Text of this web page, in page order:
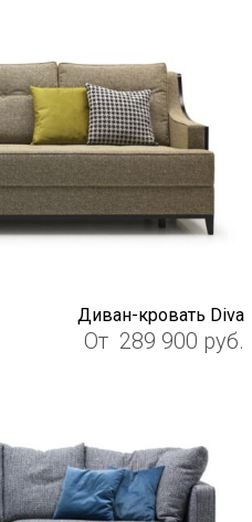
Диван-кровать Diva
От 289 900 руб.